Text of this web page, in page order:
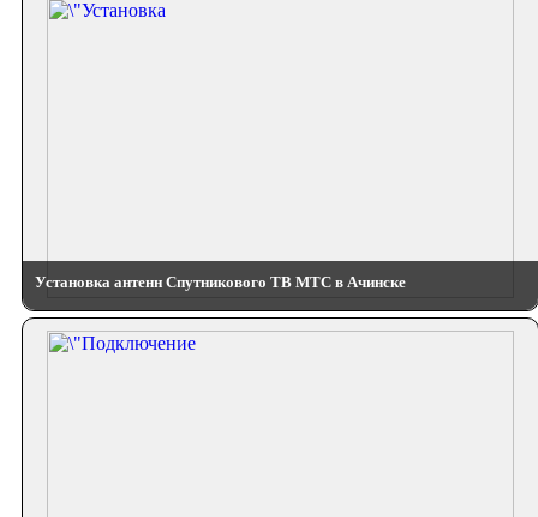
Установка антенн Спутникового ТВ МТС в Ачинске